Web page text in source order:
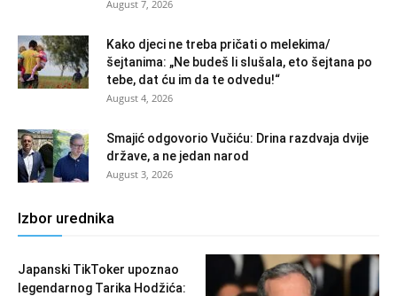
August 7, 2026
Kako djeci ne treba pričati o melekima/
šejtanima: „Ne budeš li slušala, eto šejtana po
tebe, dat ću im da te odvedu!“
August 4, 2026
Smajić odgovorio Vučiću: Drina razdvaja dvije
države, a ne jedan narod
August 3, 2026
Izbor urednika
Japanski TikToker upoznao
legendarnog Tarika Hodžića: